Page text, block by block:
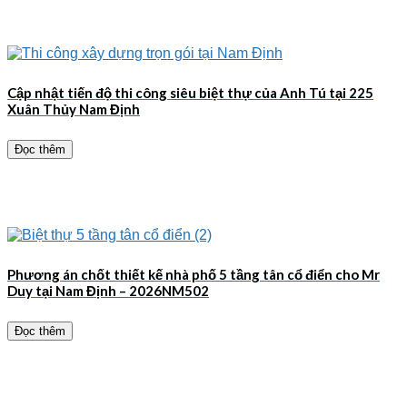
Cập nhật tiến độ thi công siêu biệt thự của Anh Tú tại 225
Xuân Thủy Nam Định
Đọc thêm
Phương án chốt thiết kế nhà phố 5 tầng tân cổ điển cho Mr
Duy tại Nam Định – 2026NM502
Đọc thêm